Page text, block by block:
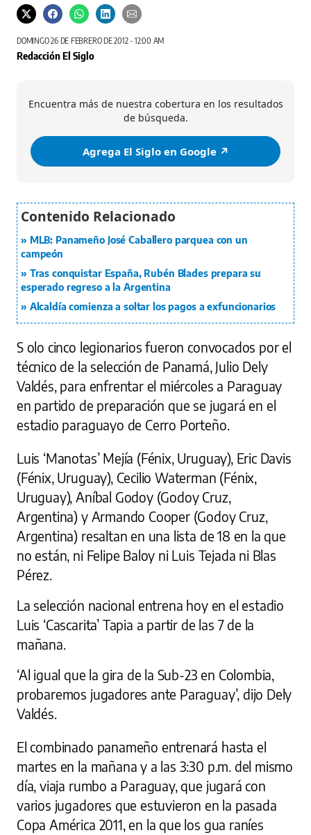
DOMINGO 26 DE FEBRERO DE 2012 - 12:00 AM
Redacción El Siglo
Encuentra más de nuestra cobertura en los resultados
de búsqueda.
Agrega El Siglo en Google ↗️
MLB: Panameño José Caballero parquea con un
campeón
Tras conquistar España, Rubén Blades prepara su
esperado regreso a la Argentina
Alcaldía comienza a soltar los pagos a exfuncionarios
S olo cinco legionarios fueron convocados por el
técnico de la selección de Panamá, Julio Dely
Valdés, para enfrentar el miércoles a Paraguay
en partido de preparación que se jugará en el
estadio paraguayo de Cerro Porteño.
Luis ‘Manotas’ Mejía (Fénix, Uruguay), Eric Davis
(Fénix, Uruguay), Cecilio Waterman (Fénix,
Uruguay), Aníbal Godoy (Godoy Cruz,
Argentina) y Armando Cooper (Godoy Cruz,
Argentina) resaltan en una lista de 18 en la que
no están, ni Felipe Baloy ni Luis Tejada ni Blas
Pérez.
La selección nacional entrena hoy en el estadio
Luis ‘Cascarita’ Tapia a partir de las 7 de la
mañana.
‘Al igual que la gira de la Sub-23 en Colombia,
probaremos jugadores ante Paraguay’, dijo Dely
Valdés.
El combinado panameño entrenará hasta el
martes en la mañana y a las 3:30 p.m. del mismo
día, viaja rumbo a Paraguay, que jugará con
varios jugadores que estuvieron en la pasada
Copa América 2011, en la que los gua raníes